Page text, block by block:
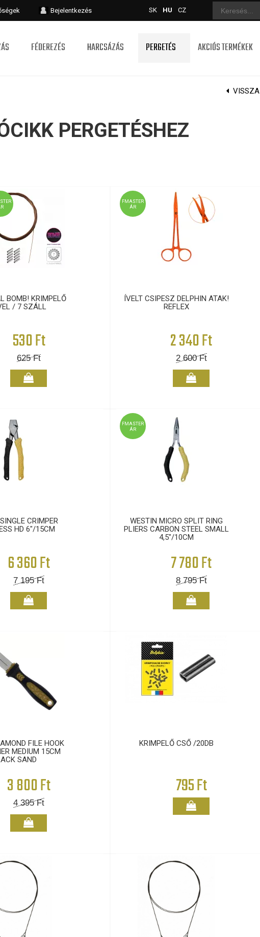
SK HU CZ
Bejelentkezés
FÉDEREZÉS HARCSÁZÁS PERGETÉS AKCIÓS TERMÉKEK
VISSZA
PERGETÉSHEZ
BOMB! KRIMPELŐ
/ 7 SZÁLL
530 Ft
625Ft
FMASTER
ÁR
ÍVELT CSIPESZ DELPHIN ATAK!
REFLEX
2 340 Ft
2 600Ft
CRIMPER
HD 6"/15CM
6 360 Ft
7 195Ft
FMASTER
ÁR
WESTIN MICRO SPLIT RING
PLIERS CARBON STEEL SMALL
4,5"/10CM
7 780 Ft
8 795Ft
FILE HOOK
MEDIUM 15CM
SAND
3 800 Ft
4 395Ft
KRIMPELŐ CSŐ /20DB
795 Ft